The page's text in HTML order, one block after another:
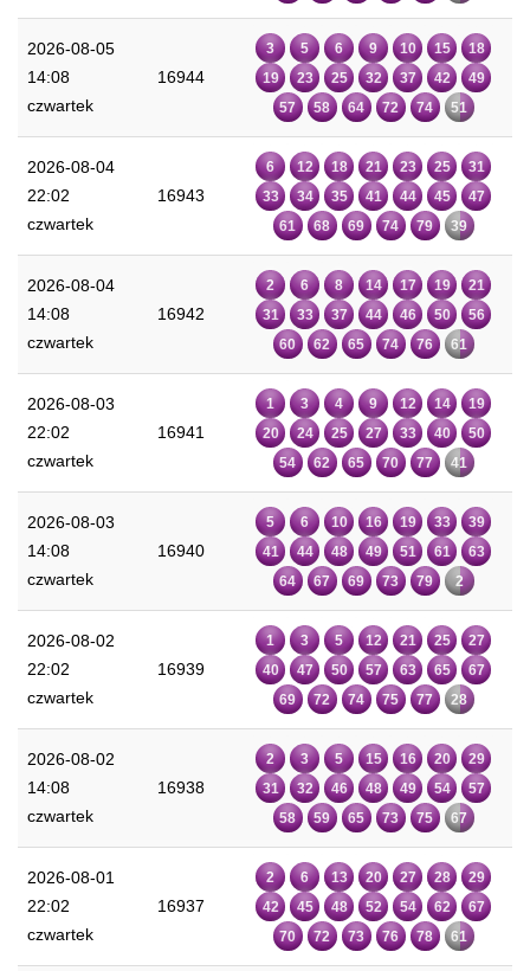
2026-08-05
14:08
czwartek
16944
3 5 6 9 10 15
18
19
23 25 32 37 42
49
57
58 64 72 74 51
2026-08-04
22:02
czwartek
16943
6 12 18 21 23 25
31
33
34 35 41 44 45
47
61
68 69 74 79 39
2026-08-04
14:08
czwartek
16942
2 6 8 14 17 19
21
31
33 37 44 46 50
56
60
62 65 74 76 61
2026-08-03
22:02
czwartek
16941
1 3 4 9 12 14
19
20
24 25 27 33 40
50
54
62 65 70 77 41
2026-08-03
14:08
czwartek
16940
5 6 10 16 19 33
39
41
44 48 49 51 61
63
64
67 69 73 79 2
2026-08-02
22:02
czwartek
16939
1 3 5 12 21 25
27
40
47 50 57 63 65
67
69
72 74 75 77 28
2026-08-02
14:08
czwartek
16938
2 3 5 15 16 20
29
31
32 46 48 49 54
57
58
59 65 73 75 67
2026-08-01
22:02
czwartek
16937
2 6 13 20 27 28
29
42
45 48 52 54 62
67
70
72 73 76 78 61